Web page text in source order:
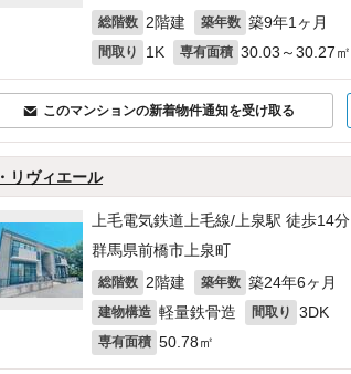
総階数 2階建 築年数 築9年1ヶ月
間取り 1K 専有面積 30.03～30.27㎡
このマンションの新着物件通知を受け取る
リヴィエール
上毛電気鉄道上毛線/上泉駅 徒歩14分
群馬県前橋市上泉町
総階数 2階建 築年数 築24年6ヶ月
建物構造 軽量鉄骨造 間取り 3DK
専有面積 50.78㎡